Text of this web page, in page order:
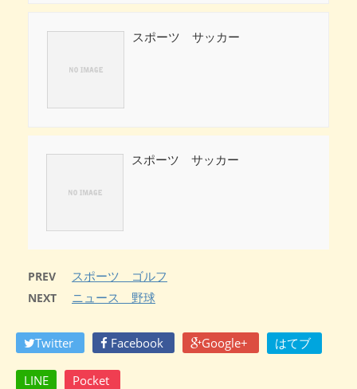
スポーツ サッカー
スポーツ サッカー
PREV スポーツ ゴルフ
NEXT ニュース 野球
Twitter Facebook Google+ はてブ
LINE Pocket